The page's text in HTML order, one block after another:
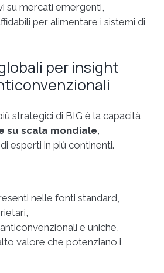
su mercati emergenti,
per alimentare i sistemi di
per insight
strategici di BIG è la capacità
su scala mondiale
esperti in più continenti.
nelle fonti standard,
e uniche,
valore che potenziano i